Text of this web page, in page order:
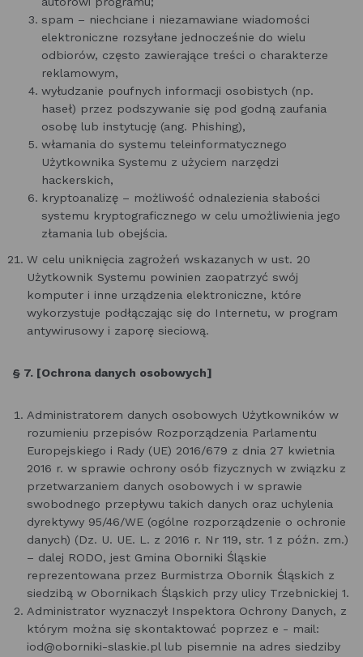
spam – niechciane i niezamawiane wiadomości
elektroniczne rozsyłane jednocześnie do wielu
odbiorów, często zawierające treści o charakterze
reklamowym,
wyłudzanie poufnych informacji osobistych (np.
haseł) przez podszywanie się pod godną zaufania
osobę lub instytucję (ang. Phishing),
włamania do systemu teleinformatycznego
Użytkownika Systemu z użyciem narzędzi
hackerskich,
kryptoanalizę – możliwość odnalezienia słabości
systemu kryptograficznego w celu umożliwienia jego
złamania lub obejścia.
W celu uniknięcia zagrożeń wskazanych w ust. 20
Użytkownik Systemu powinien zaopatrzyć swój
komputer i inne urządzenia elektroniczne, które
wykorzystuje podłączając się do Internetu, w program
antywirusowy i zaporę sieciową.
§ 7. [Ochrona danych osobowych]
Administratorem danych osobowych Użytkowników w
rozumieniu przepisów Rozporządzenia Parlamentu
Europejskiego i Rady (UE) 2016/679 z dnia 27 kwietnia
2016 r. w sprawie ochrony osób fizycznych w związku z
przetwarzaniem danych osobowych i w sprawie
swobodnego przepływu takich danych oraz uchylenia
dyrektywy 95/46/WE (ogólne rozporządzenie o ochronie
danych) (Dz. U. UE. L. z 2016 r. Nr 119, str. 1 z późn. zm.)
– dalej RODO, jest Gmina Oborniki Śląskie
reprezentowana przez Burmistrza Obornik Śląskich z
siedzibą w Obornikach Śląskich przy ulicy Trzebnickiej 1.
Administrator wyznaczył Inspektora Ochrony Danych, z
którym można się skontaktować poprzez e - mail:
iod@oborniki-slaskie.pl lub pisemnie na adres siedziby